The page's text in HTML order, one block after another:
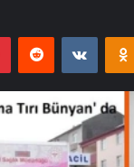
PinterestReddit